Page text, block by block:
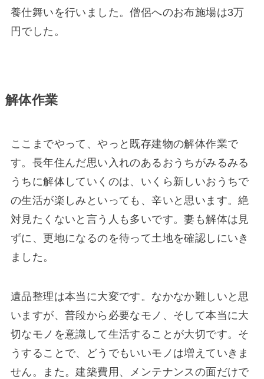
養仕舞いを行いました。僧侶へのお布施場は3万
円でした。
解体作業
ここまでやって、やっと既存建物の解体作業で
す。長年住んだ思い入れのあるおうちがみるみる
うちに解体していくのは、いくら新しいおうちで
の生活が楽しみといっても、辛いと思います。絶
対見たくないと言う人も多いです。妻も解体は見
ずに、更地になるのを待って土地を確認しにいき
ました。
遺品整理は本当に大変です。なかなか難しいと思
いますが、普段から必要なモノ、そして本当に大
切なモノを意識して生活することが大切です。そ
うすることで、どうでもいいモノは増えていきま
せん。また。建築費用、メンテナンスの面だけで